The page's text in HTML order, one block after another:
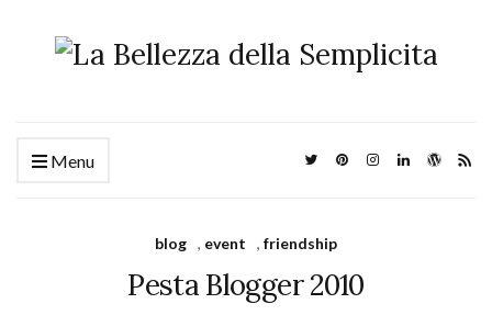
Menu
blog , event , friendship
Pesta Blogger 2010